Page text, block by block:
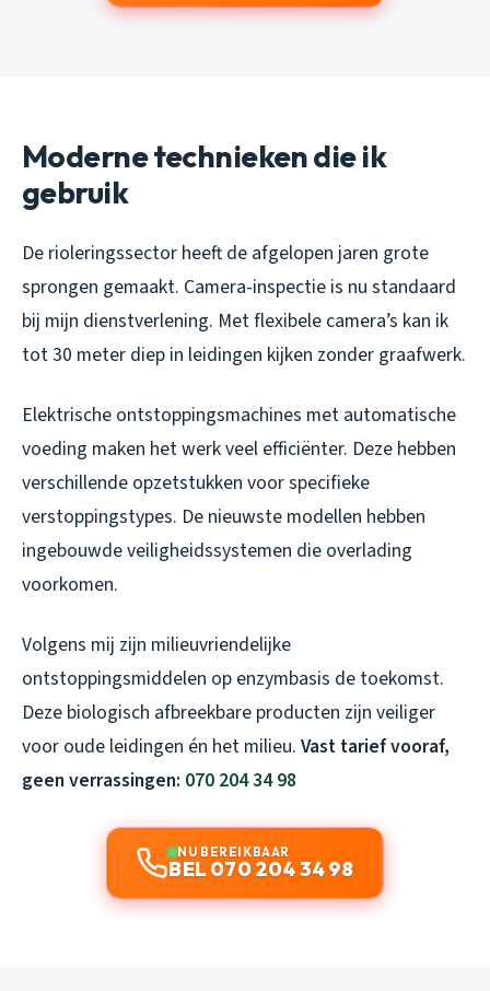
Moderne technieken die ik
gebruik
De rioleringssector heeft de afgelopen jaren grote
sprongen gemaakt. Camera-inspectie is nu standaard
bij mijn dienstverlening. Met flexibele camera’s kan ik
tot 30 meter diep in leidingen kijken zonder graafwerk.
Elektrische ontstoppingsmachines met automatische
voeding maken het werk veel efficiënter. Deze hebben
verschillende opzetstukken voor specifieke
verstoppingstypes. De nieuwste modellen hebben
ingebouwde veiligheidssystemen die overlading
voorkomen.
Volgens mij zijn milieuvriendelijke
ontstoppingsmiddelen op enzymbasis de toekomst.
Deze biologisch afbreekbare producten zijn veiliger
voor oude leidingen én het milieu. Vast tarief vooraf,
geen verrassingen: 070 204 34 98
NU BEREIKBAAR
BEL 070 204 34 98